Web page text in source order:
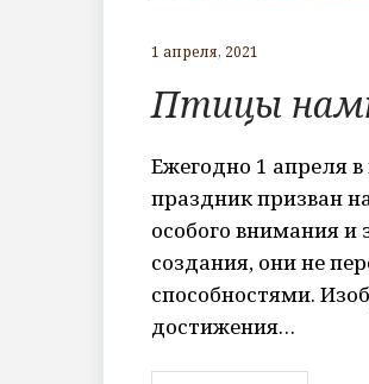
1 апреля, 2021
Птицы
Ежегодно 1 апреля
праздник призван
особого внимания
создания, они не
способностями.
достижения…